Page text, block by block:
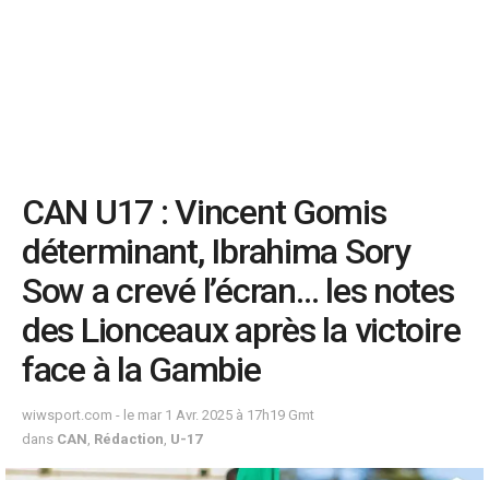
CAN U17 : Vincent Gomis
déterminant, Ibrahima Sory
Sow a crevé l’écran… les notes
des Lionceaux après la victoire
face à la Gambie
wiwsport.com - le mar 1 Avr. 2025 à 17h19 Gmt
dans CAN Rédaction U-17